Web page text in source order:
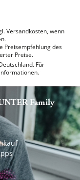
Versandkosten, wenn
Preisempfehlung des
Preise.
Für
Family